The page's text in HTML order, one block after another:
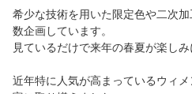
希少な技術を用いた限定色や二次
数企画しています。
見ているだけで来年の春夏が楽しみ
近年特に人気が高まっているウィ